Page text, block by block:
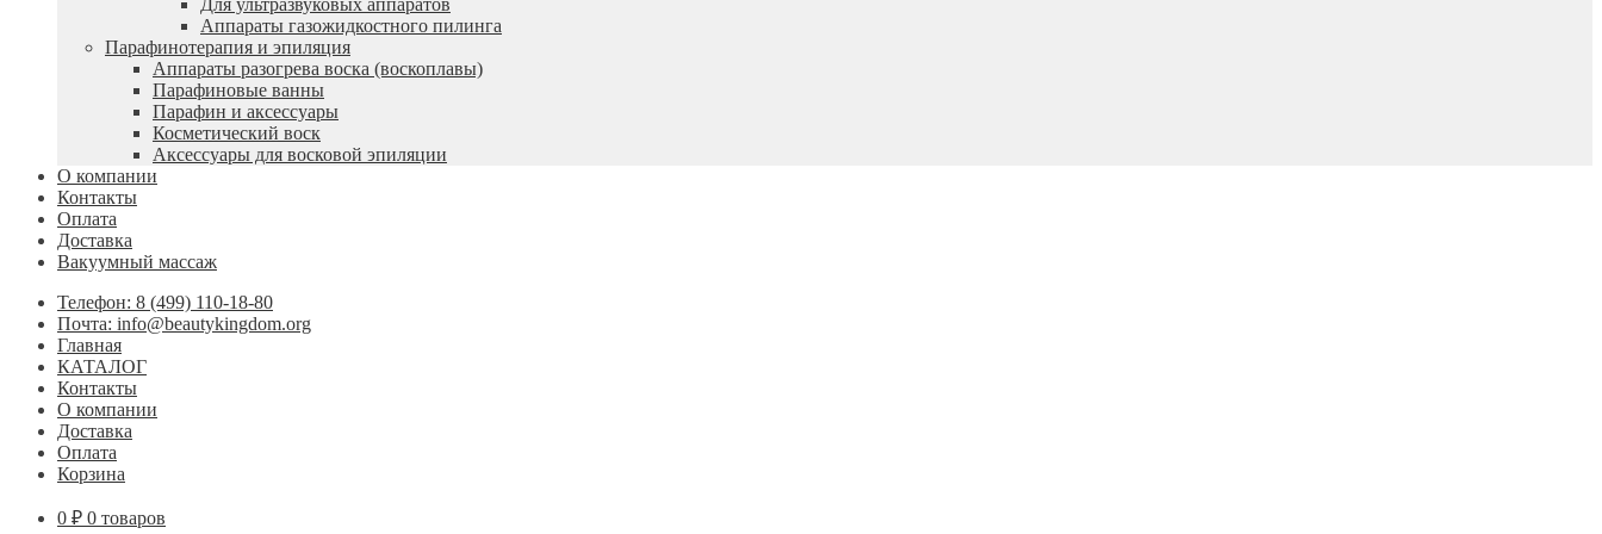
Для ультразвуковых аппаратов
Аппараты газожидкостного пилинга
Парафинотерапия и эпиляция
Аппараты разогрева воска (воскоплавы)
Парафиновые ванны
Парафин и аксессуары
Косметический воск
Аксессуары для восковой эпиляции
О компании
Контакты
Оплата
Доставка
Вакуумный массаж
Телефон: 8 (499) 110-18-80
Почта: info@beautykingdom.org
Главная
КАТАЛОГ
Контакты
О компании
Доставка
Оплата
Корзина
0 ₽ 0 товаров